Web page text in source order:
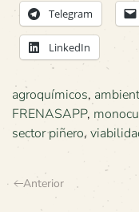
Telegram
LinkedIn
agroquímicos,
FRENASAPP,
sector piñero,
Anterior